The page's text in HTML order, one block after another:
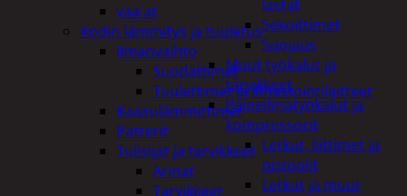
lastat
Sekoittimet
Suojaus
Muut työkalut ja
tarvikkeet
Paineilmatyökalut ja
kompressorit
Letkut, liittimet ja
pistoolit
Letkut ja muut
vaa'at
Kodin lämmitys ja tuuletus
Ilmanvaihto
Suodattimet
Tuulettimet ja Ilmastointilaitteet
Kaasulämmittimet
Patterit
Tulisijat ja tarvikkeet
Arinat
Tarvikkeet